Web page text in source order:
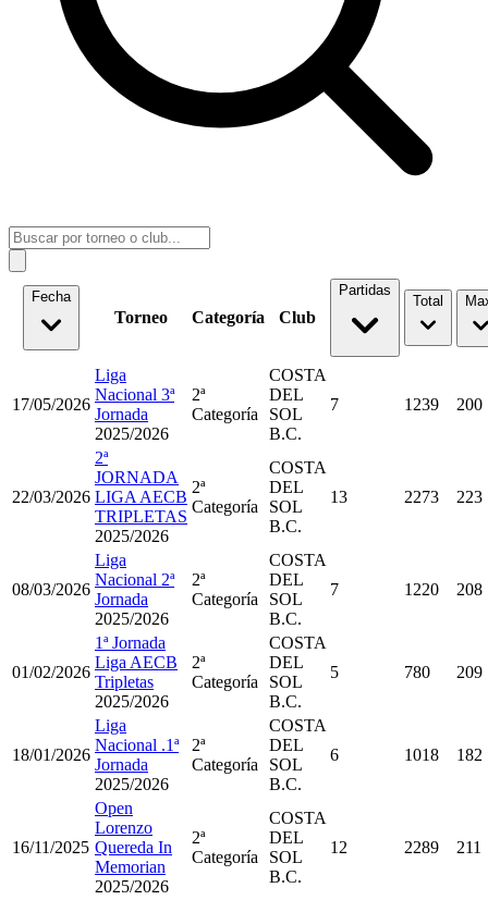
Fecha
Torneo Categoría Club
Partidas
Total
17/05/2026
Liga
Nacional 3ª
Jornada
2025/2026
2ª
Categoría
COSTA
DEL
SOL
B.C.
7 1239 200
22/03/2026
2ª
JORNADA
LIGA AECB
TRIPLETAS
2025/2026
2ª
Categoría
COSTA
DEL
SOL
B.C.
13 2273 223
08/03/2026
Liga
Nacional 2ª
Jornada
2025/2026
2ª
Categoría
COSTA
DEL
SOL
B.C.
7 1220 208
01/02/2026
1ª Jornada
Liga AECB
Tripletas
2025/2026
2ª
Categoría
COSTA
DEL
SOL
B.C.
5 780 209
18/01/2026
Liga
Nacional .1ª
Jornada
2025/2026
2ª
Categoría
COSTA
DEL
SOL
B.C.
6 1018 182
16/11/2025
Open
Lorenzo
Quereda In
Memorian
2025/2026
2ª
Categoría
COSTA
DEL
SOL
B.C.
12 2289 211